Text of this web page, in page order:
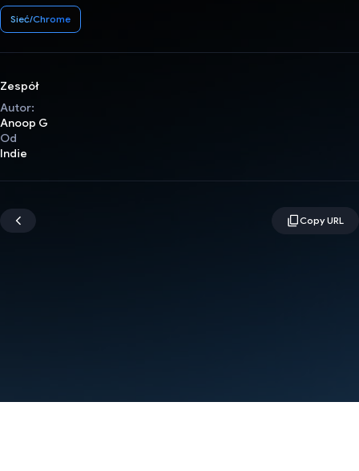
Sieć/Chrome
Zespół
Autor:
Anoop G
Od
Indie